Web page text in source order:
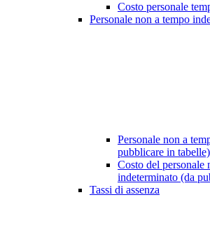
Costo personale
Personale non a tempo
Personale non a
pubblicare in tabelle)
Costo del personale
indeterminato (da
Tassi di assenza